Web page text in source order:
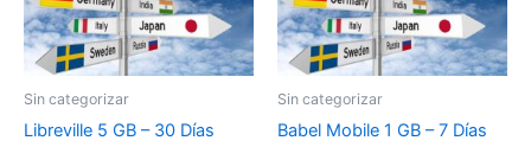
Sin categorizar
Libreville 5 GB – 30 Días
Sin categorizar
Babel Mobile 1 GB – 7 Días